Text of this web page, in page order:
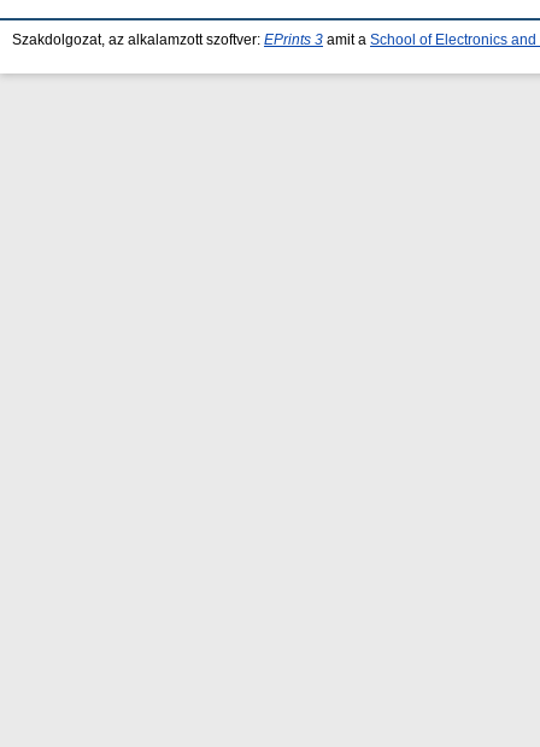
Szakdolgozat, az alkalamzott szoftver: EPrints 3 amit a School of Electronics